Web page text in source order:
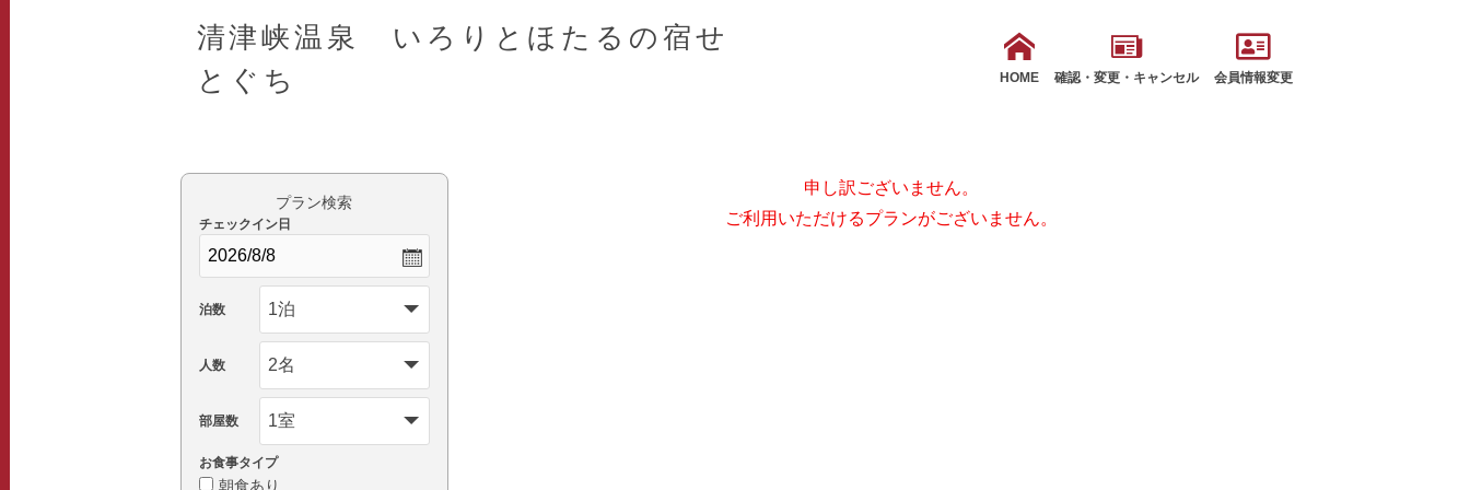
清津峡温泉 いろりとほたるの宿せ
とぐち
HOME 確認・変更・キャンセル 会員情報変更
申し訳ございません。
ご利用いただけるプランがございません。
プラン検索
チェックイン日
泊数
人数
部屋数
お食事タイプ
朝食あり